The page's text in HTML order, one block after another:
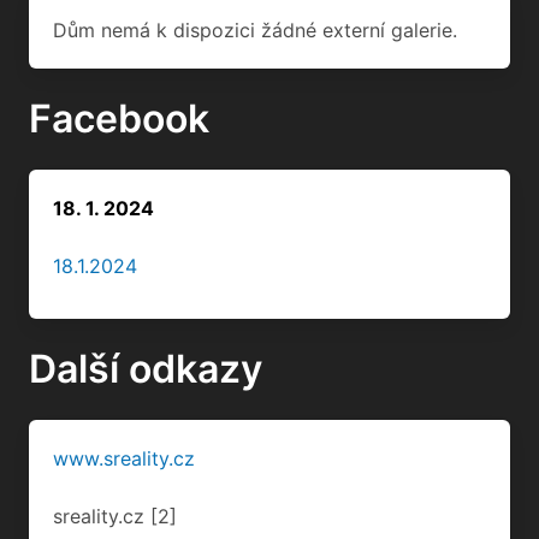
Dům nemá k dispozici žádné externí galerie.
Facebook
18. 1. 2024
18.1.2024
Další odkazy
www.sreality.cz
sreality.cz [2]